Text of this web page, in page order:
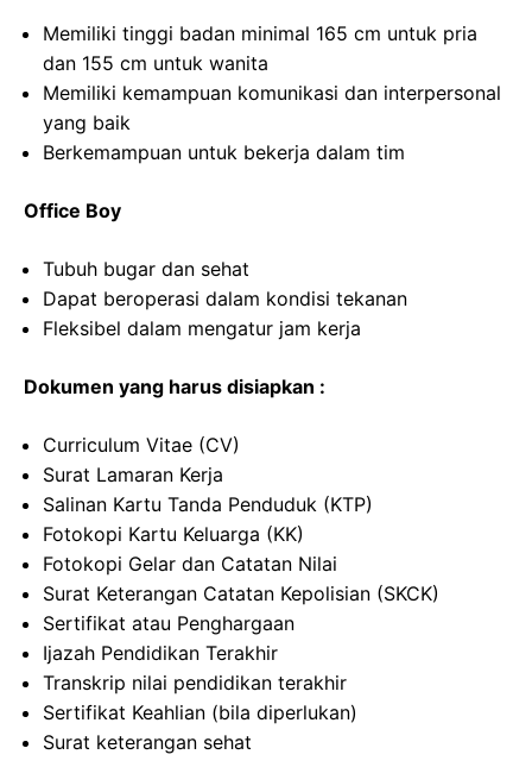
Memiliki tinggi badan minimal 165 cm untuk pria
dan 155 cm untuk wanita
Memiliki kemampuan komunikasi dan interpersonal
yang baik
Berkemampuan untuk bekerja dalam tim
Office Boy
Tubuh bugar dan sehat
Dapat beroperasi dalam kondisi tekanan
Fleksibel dalam mengatur jam kerja
Dokumen yang harus disiapkan :
Curriculum Vitae (CV)
Surat Lamaran Kerja
Salinan Kartu Tanda Penduduk (KTP)
Fotokopi Kartu Keluarga (KK)
Fotokopi Gelar dan Catatan Nilai
Surat Keterangan Catatan Kepolisian (SKCK)
Sertifikat atau Penghargaan
Ijazah Pendidikan Terakhir
Transkrip nilai pendidikan terakhir
Sertifikat Keahlian (bila diperlukan)
Surat keterangan sehat